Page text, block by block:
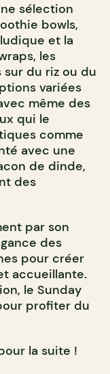
sélection
bowls,
et la
les
du riz ou du
variées
même des
qui le
comme
avec une
de dinde,
des
par son
des
pour créer
accueillante.
le Sunday
profiter du
la suite !